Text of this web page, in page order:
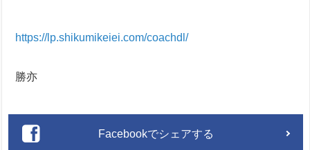
https://lp.shikumikeiei.com/coachdl/
勝亦
Facebookでシェアする